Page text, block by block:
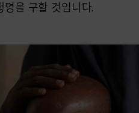
을 구할 것입니다.